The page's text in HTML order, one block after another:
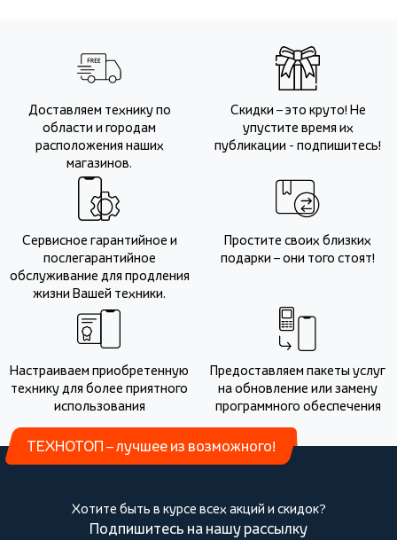
Доставляем технику по
области и городам
расположения наших
магазинов.
Скидки – это круто! Не
упустите время их
публикации - подпишитесь!
Сервисное гарантийное и
послегарантийное
обслуживание для продления
жизни Вашей техники.
Простите своих близких
подарки – они того стоят!
Настраиваем приобретенную
технику для более приятного
использования
Предоставляем пакеты услуг
на обновление или замену
программного обеспечения
ТЕХНОТОП – лучшее из возможного!
Хотите быть в курсе всех акций и скидок?
Подпишитесь на нашу рассылку